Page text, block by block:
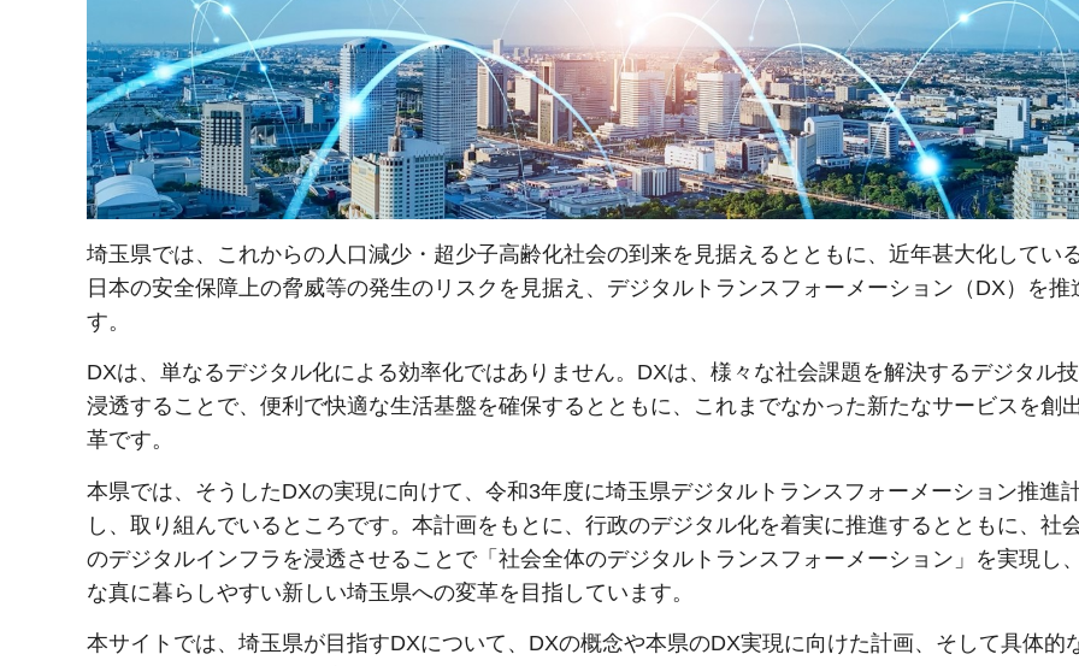
埼玉県では、これからの人口減少・超少子高齢化社会の到来を見据えるとともに、近年甚大化してい
日本の安全保障上の脅威等の発生のリスクを見据え、デジタルトランスフォーメーション（DX）を推
す。
DXは、単なるデジタル化による効率化ではありません。DXは、様々な社会課題を解決するデジタル
浸透することで、便利で快適な生活基盤を確保するとともに、これまでなかった新たなサービスを創
革です。
本県では、そうしたDXの実現に向けて、令和3年度に埼玉県デジタルトランスフォーメーション推進
し、取り組んでいるところです。本計画をもとに、行政のデジタル化を着実に推進するとともに、社
のデジタルインフラを浸透させることで「社会全体のデジタルトランスフォーメーション」を実現し
な真に暮らしやすい新しい埼玉県への変革を目指しています。
本サイトでは、埼玉県が目指すDXについて、DXの概念や本県のDX実現に向けた計画、そして具体的